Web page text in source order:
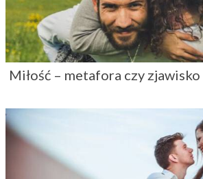
Miłość – metafora czy